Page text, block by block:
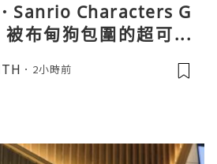
．Sanrio Characters G
布甸狗包圍的超可愛
2小時前